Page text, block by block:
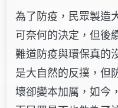
為了防疫，民眾製造
可奈何的決定，但後
難道防疫與環保真的
是大自然的反撲，但
壞卻變本加厲，如今